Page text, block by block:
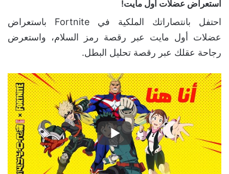
استعراض عضلات أول مايت!
احتفل بانتصاراتك الملكية في Fortnite باستعراض
عضلات أول مايت عبر رقصة رمز السلام، واستعرض
رجاحة عقلك عبر رقصة تحليل البطل.